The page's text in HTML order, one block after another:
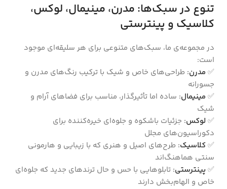
تنوع در سبک‌ها: مدرن، مینیمال، لوکس،
کلاسیک و پینترستی
در مجموعه‌ی ما، سبک‌های متنوعی برای هر سلیقه‌ای موجود
است:
✅ مدرن: طراحی‌های خاص و شیک با ترکیب رنگ‌های مدرن و
جسورانه
✅ مینیمال: ساده اما تأثیرگذار، مناسب برای فضاهای آرام و
شیک
✅ لوکس: جزئیات باشکوه و جلوه‌ای خیره‌کننده برای
دکوراسیون‌های مجلل
✅کلاسیک: طرح‌های اصیل و هنری که با زیبایی و هارمونی
سنتی هماهنگ‌اند
✅پینترستی: تابلوهایی با حس و حال ترندهای جدید که جلوه‌ای
خاص و الهام‌بخش دارند